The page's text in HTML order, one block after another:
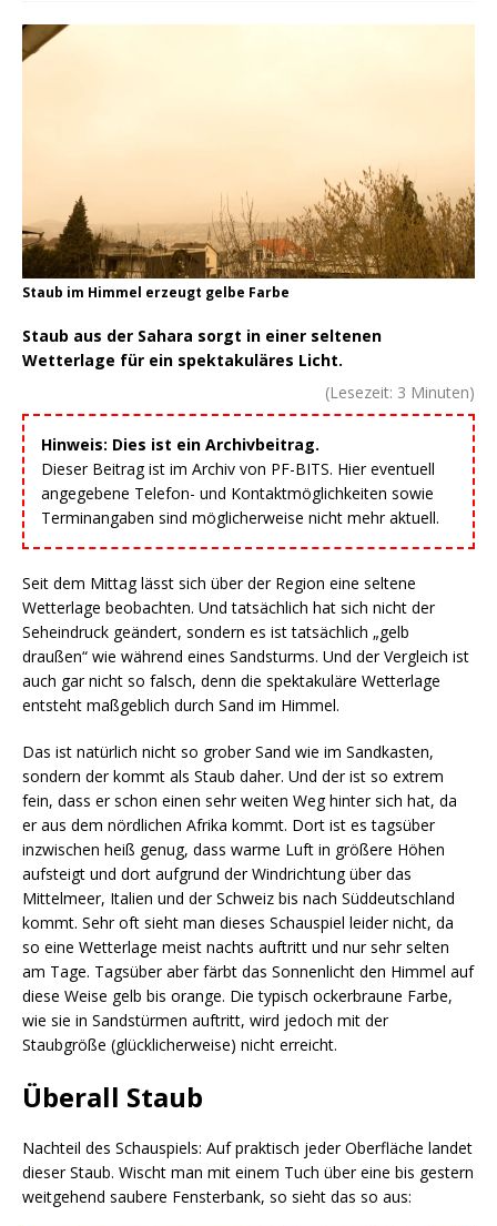
Staub im Himmel erzeugt gelbe Farbe
Staub aus der Sahara sorgt in einer seltenen
Wetterlage für ein spektakuläres Licht.
(Lesezeit: 3 Minuten)
Hinweis: Dies ist ein Archivbeitrag.
Dieser Beitrag ist im Archiv von PF-BITS. Hier eventuell
angegebene Telefon- und Kontaktmöglichkeiten sowie
Terminangaben sind möglicherweise nicht mehr aktuell.
Seit dem Mittag lässt sich über der Region eine seltene
Wetterlage beobachten. Und tatsächlich hat sich nicht der
Seheindruck geändert, sondern es ist tatsächlich „gelb
draußen“ wie während eines Sandsturms. Und der Vergleich ist
auch gar nicht so falsch, denn die spektakuläre Wetterlage
entsteht maßgeblich durch Sand im Himmel.
Das ist natürlich nicht so grober Sand wie im Sandkasten,
sondern der kommt als Staub daher. Und der ist so extrem
fein, dass er schon einen sehr weiten Weg hinter sich hat, da
er aus dem nördlichen Afrika kommt. Dort ist es tagsüber
inzwischen heiß genug, dass warme Luft in größere Höhen
aufsteigt und dort aufgrund der Windrichtung über das
Mittelmeer, Italien und der Schweiz bis nach Süddeutschland
kommt. Sehr oft sieht man dieses Schauspiel leider nicht, da
so eine Wetterlage meist nachts auftritt und nur sehr selten
am Tage. Tagsüber aber färbt das Sonnenlicht den Himmel auf
diese Weise gelb bis orange. Die typisch ockerbraune Farbe,
wie sie in Sandstürmen auftritt, wird jedoch mit der
Staubgröße (glücklicherweise) nicht erreicht.
Überall Staub
Nachteil des Schauspiels: Auf praktisch jeder Oberfläche landet
dieser Staub. Wischt man mit einem Tuch über eine bis gestern
weitgehend saubere Fensterbank, so sieht das so aus: